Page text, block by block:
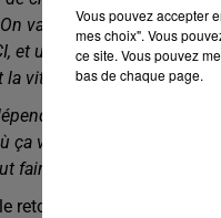
va créer une branche
et une branche
vitrine de toutes ces
les résultats de la
ça va moins bien. Quand
faire"
Alain Aubard,
retour d'une tête bien
Vous pouvez accepter
mes choix". Vous
ce site. Vous pouvez
bas de chaque page.